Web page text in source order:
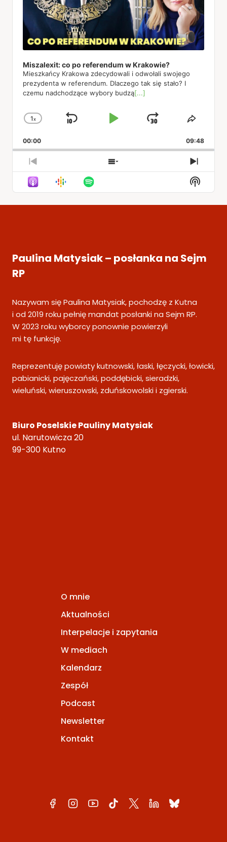
Miszalexit: co po referendum w Krakowie?
Mieszkańcy Krakowa zdecydowali i odwołali swojego
prezydenta w referendum. Dlaczego tak się stało? I
czemu nadchodzące wybory budzą[...]
Change
Rate
1x
Skip
Play
Jump
Forward
Share
00:00 09:48
Previous
Episode
Show
Episodes
Next
Show
Paulina Matysiak – posłanka na Sejm
RP
Nazywam się Paulina Matysiak, pochodzę z Kutna
i od 2019 roku pełnię mandat posłanki na Sejm RP.
W 2023 roku wyborcy ponownie powierzyli
mi tę funkcję.
Reprezentuję powiaty kutnowski, łaski, łęczycki, łowicki,
pabianicki, pajęczański, poddębicki, sieradzki,
wieluński, wieruszowski, zduńskowolski i zgierski.
Biuro Poselskie Pauliny Matysiak
ul. Narutowicza 20
99-300 Kutno
O mnie
Aktualności
Interpelacje i zapytania
W mediach
Kalendarz
Zespół
Podcast
Newsletter
Kontakt